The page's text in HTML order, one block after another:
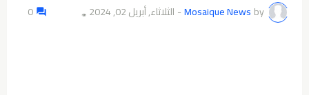
by
Mosaique News
- الثلاثاء, أبريل 02, 2024 👁️
0